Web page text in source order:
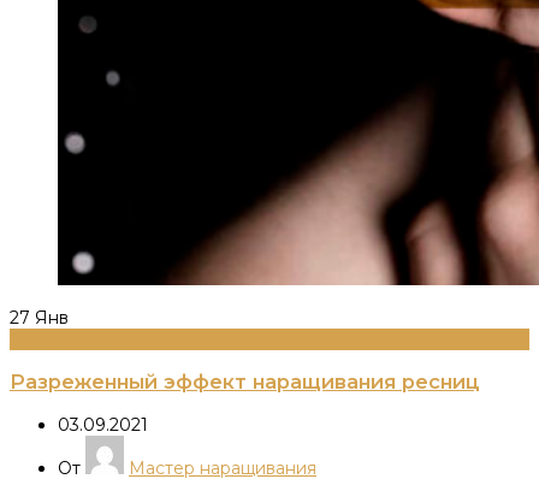
27 Янв
Разреженный эффект наращивания ресниц
03.09.2021
От
Мастер наращивания